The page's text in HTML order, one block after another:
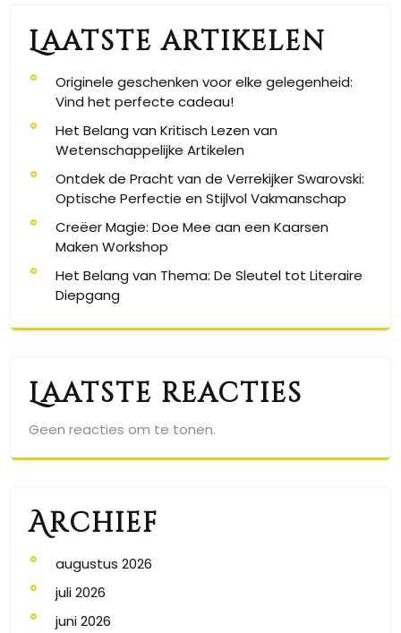
Laatste artikelen
Originele geschenken voor elke gelegenheid:
Vind het perfecte cadeau!
Het Belang van Kritisch Lezen van
Wetenschappelijke Artikelen
Ontdek de Pracht van de Verrekijker Swarovski:
Optische Perfectie en Stijlvol Vakmanschap
Creëer Magie: Doe Mee aan een Kaarsen
Maken Workshop
Het Belang van Thema: De Sleutel tot Literaire
Diepgang
Laatste reacties
Geen reacties om te tonen.
Archief
augustus 2026
juli 2026
juni 2026